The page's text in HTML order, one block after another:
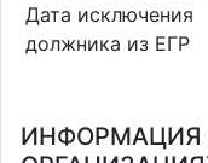
Дата исключения
должника из ЕГР
ИНФОРМАЦИЯ